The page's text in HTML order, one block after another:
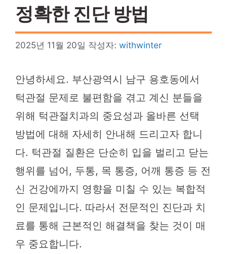
정확한 진단 방법
2025년 11월 20일 작성자: withwinter
안녕하세요. 부산광역시 남구 용호동에서
턱관절 문제로 불편함을 겪고 계신 분들을
위해 턱관절치과의 중요성과 올바른 선택
방법에 대해 자세히 안내해 드리고자 합니
다. 턱관절 질환은 단순히 입을 벌리고 닫는
행위를 넘어, 두통, 목 통증, 어깨 통증 등 전
신 건강에까지 영향을 미칠 수 있는 복합적
인 문제입니다. 따라서 전문적인 진단과 치
료를 통해 근본적인 해결책을 찾는 것이 매
우 중요합니다.